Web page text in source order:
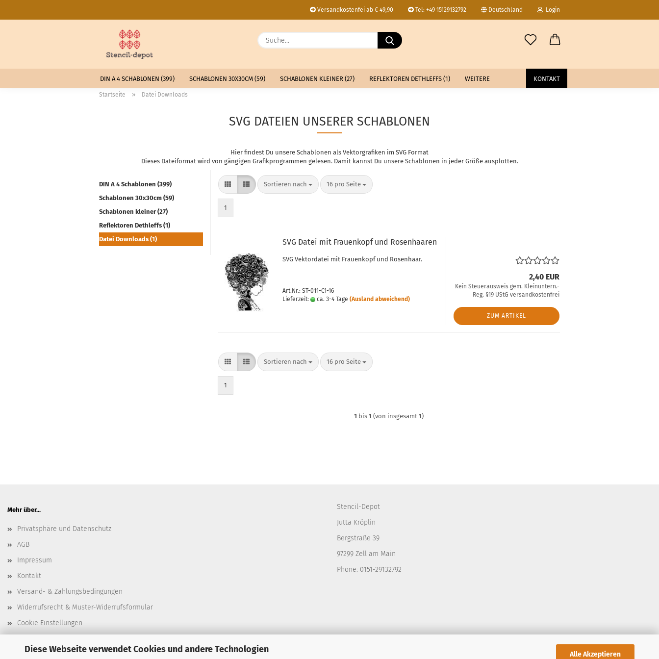
Diese Webseite verwendet Cookies und andere Technologien Alle Akzeptieren
Versandkostenfei ab € 49,90 Tel: +49 15129132792 Deutschland
Lieferland
Login
Passwort
Passwort vergessen?
Suche...
DIN A 4 SCHABLONEN (399) SCHABLONEN 30X30CM (59) SCHABLONEN KLEINER (27) REFLEKTOREN DETHLEFFS (1) KONTAKT
WEITERE
Startseite » Datei Downloads
SVG DATEIEN UNSERER SCHABLONEN
Hier findest Du unsere Schablonen als Vektorgrafiken im SVG Format
Dieses Dateiformat wird von gängigen Grafikprogrammen gelesen. Damit kannst Du unsere Schablonen in jeder Größe ausplotten.
DIN A 4 Schablonen (399)
Schablonen 30x30cm (59)
Schablonen kleiner (27)
Reflektoren Dethleffs (1)
Datei Downloads (1)
Sortieren nach
Sortieren nach 16 pro Seite
pro Seite
1
SVG Datei mit Frauenkopf und Rosenhaaren
SVG Vektordatei mit Frauenkopf und Rosenhaar.
Art.Nr.: ST-011-C1-16
Lieferzeit:
ca. 3-4 Tage (Ausland abweichend)
2,40 EUR
Kein Steuerausweis gem. Kleinuntern.-
Reg. §19 UStG versandkostenfrei
ZUM ARTIKEL
Sortieren nach
Sortieren nach 16 pro Seite
pro Seite
1
1 bis1 (von insgesamt1)
Mehr über...
Privatsphäre und Datenschutz
AGB
Impressum
Kontakt
Versand- & Zahlungsbedingungen
Widerrufsrecht & Muster-Widerrufsformular
Cookie Einstellungen
Stencil-Depot
Jutta Kröplin
Bergstraße 39
97299 Zell am Main
Phone: 0151-29132792